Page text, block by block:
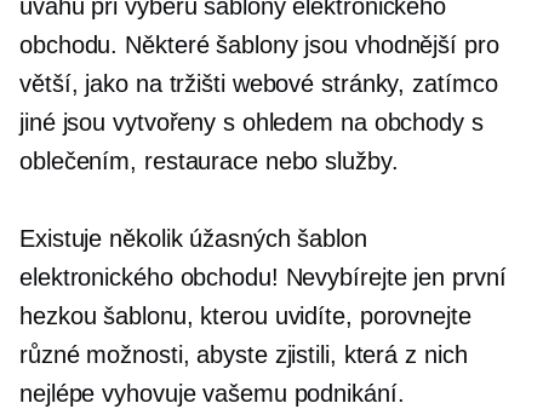
úvahu při výběru šablony elektronického
obchodu. Některé šablony jsou vhodnější pro
větší, jako na tržištiwebové stránky, zatímco
jiné jsou vytvořeny s ohledem na obchody s
oblečením, restaurace nebo služby.
Existuje několik úžasných šablon
elektronického obchodu! Nevybírejte jen první
hezkou šablonu, kterou uvidíte, porovnejte
různé možnosti, abyste zjistili, která z nich
nejlépe vyhovuje vašemu podnikání.